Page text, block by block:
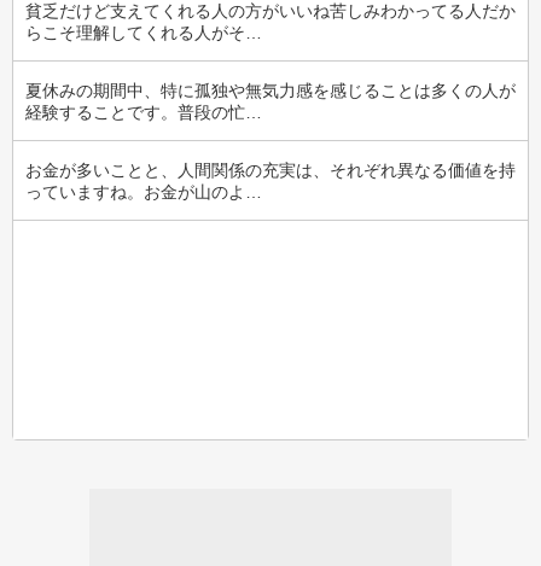
貧乏だけど支えてくれる人の方がいいね苦しみわかってる人だか
らこそ理解してくれる人がそ…
夏休みの期間中、特に孤独や無気力感を感じることは多くの人が
経験することです。普段の忙…
お金が多いことと、人間関係の充実は、それぞれ異なる価値を持
っていますね。お金が山のよ…